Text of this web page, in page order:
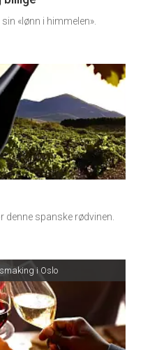
«lønn i himmelen».
denne spanske rødvinen.
i Oslo